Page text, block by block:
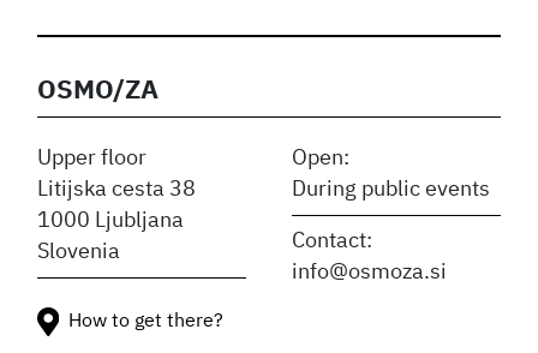
OSMO/ZA
Upper floor
Litijska cesta 38
1000 Ljubljana
Slovenia
Open:
During public events
Contact:
info@osmoza.si
How to get there?